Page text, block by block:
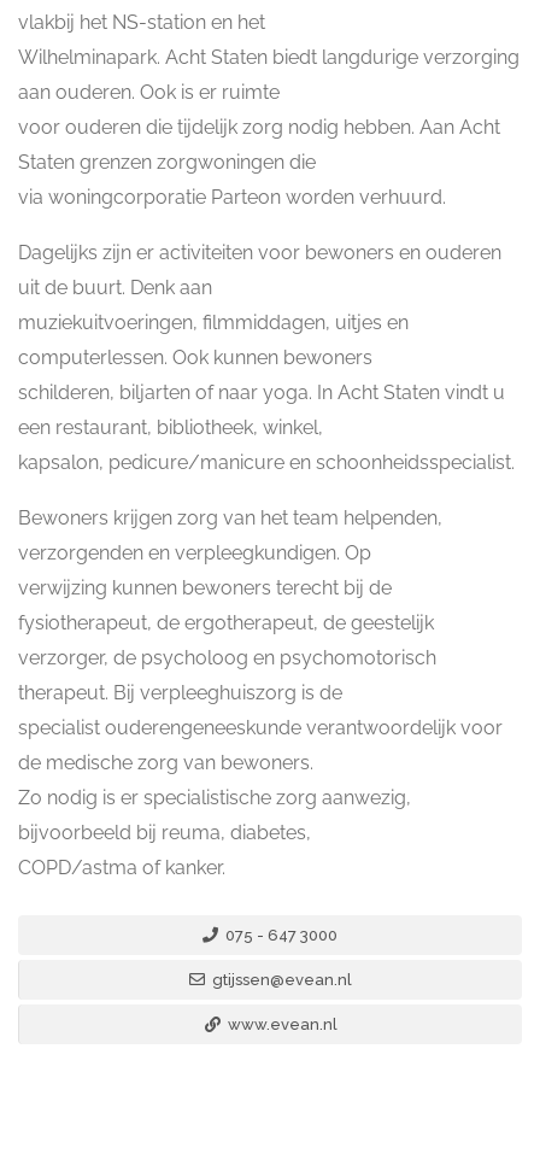
vlakbij het NS-station en het
Wilhelminapark. Acht Staten biedt langdurige verzorging
aan ouderen. Ook is er ruimte
voor ouderen die tijdelijk zorg nodig hebben. Aan Acht
Staten grenzen zorgwoningen die
via woningcorporatie Parteon worden verhuurd.
Dagelijks zijn er activiteiten voor bewoners en ouderen
uit de buurt. Denk aan
muziekuitvoeringen, filmmiddagen, uitjes en
computerlessen. Ook kunnen bewoners
schilderen, biljarten of naar yoga. In Acht Staten vindt u
een restaurant, bibliotheek, winkel,
kapsalon, pedicure/manicure en schoonheidsspecialist.
Bewoners krijgen zorg van het team helpenden,
verzorgenden en verpleegkundigen. Op
verwijzing kunnen bewoners terecht bij de
fysiotherapeut, de ergotherapeut, de geestelijk
verzorger, de psycholoog en psychomotorisch
therapeut. Bij verpleeghuiszorg is de
specialist ouderengeneeskunde verantwoordelijk voor
de medische zorg van bewoners.
Zo nodig is er specialistische zorg aanwezig,
bijvoorbeeld bij reuma, diabetes,
COPD/astma of kanker.
075 - 647 3000
gtijssen@evean.nl
www.evean.nl